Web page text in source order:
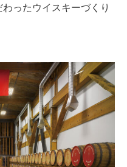
ったウイスキーづくり